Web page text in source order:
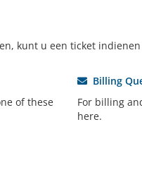
kunt u een ticket
of these
Billing
For billing
here.